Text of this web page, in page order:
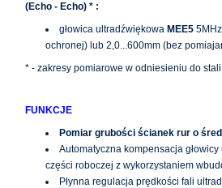
(Echo - Echo) * :
głowica ultradźwiękowa MEE5
ochronej) lub 2,0...600mm (bez
* - zakresy pomiarowe w odniesieniu do
FUNKCJE
Pomiar grubości ścianek rur o
Automatyczna kompensacja
części roboczej z wykorzystaniem
Płynna regulacja prędkości fali